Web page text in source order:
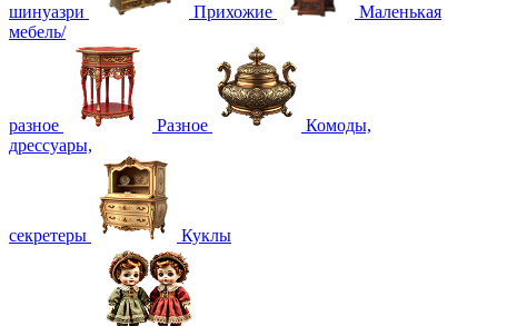
шинуазри Прихожие
Маленькая
мебель/
разное Разное
Комоды,
дрессуары,
секретеры Куклы